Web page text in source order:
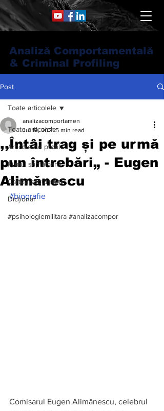
Analiză Comportamentală
& Criminal Profiling
Post
Toate articolele
Articole de profil
Filmul săptămânii
Cartea săptămânii
Dicționar
#psihologiemilitara #analizacompor
Toate articolele
,,Întâi trag și pe urmă
pun întrebări„ - Eugen
Alimănescu
analizacomportamen
Jul 19, 2021 5 min read
#biografie
Comisarul Eugen Alimănescu, celebrul